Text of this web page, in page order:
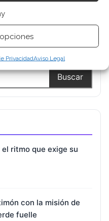
PrivacidadAviso Legal
ritmo que exige su
con la misión de
fuelle